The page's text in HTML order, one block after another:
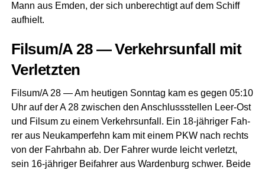
Mann aus Emden, der sich unbe­rech­tigt auf dem Schiff
aufhielt.
Filsum/A 28 — Ver­kehrs­un­fall mit
Verletzten
Filsum/A 28 — Am heu­ti­gen Sonn­tag kam es gegen 05:10
Uhr auf der A 28 zwi­schen den Anschluss­stel­len Leer-Ost
und Fils­um zu einem Ver­kehrs­un­fall. Ein 18-jäh­ri­ger Fah­
rer aus Neu­kam­per­fehn kam mit einem PKW nach rechts
von der Fahr­bahn ab. Der Fah­rer wur­de leicht ver­letzt,
sein 16-jäh­ri­ger Bei­fah­rer aus War­den­burg schwer. Bei­de